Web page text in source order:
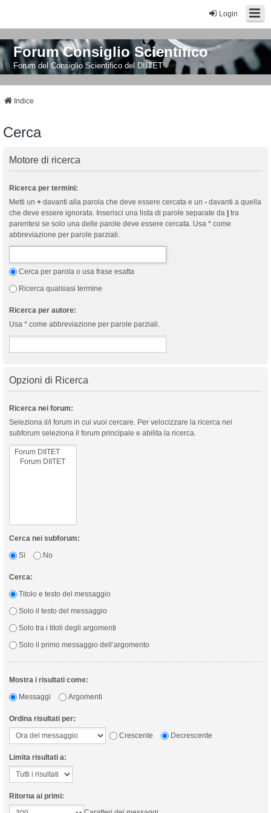
Login
Forum Consiglio Scientifico
Forum del Consiglio Scientifico del DIITET
Indice
Cerca
Motore di ricerca
Ricerca per termini:
Metti un + davanti alla parola che deve essere cercata e un - davanti a quella
che deve essere ignorata. Inserisci una lista di parole separate da
tra
parentesi se solo una delle parole deve essere cercata. Usa * come
abbreviazione per parole parziali.
Cerca per parola o usa frase esatta
Ricerca qualsiasi termine
Ricerca per autore:
Usa * come abbreviazione per parole parziali.
Opzioni di Ricerca
Ricerca nei forum:
Seleziona il/i forum in cui vuoi cercare. Per velocizzare la ricerca nei
subforum seleziona il forum principale e abilita la ricerca.
Cerca nei subforum:
Sì
No
Cerca:
Titolo e testo del messaggio
Solo il testo del messaggio
Solo tra i titoli degli argomenti
Solo il primo messaggio dell’argomento
Mostra i risultati come:
Messaggi
Argomenti
Ordina risultati per:
Crescente
Decrescente
Limita risultati a:
Ritorna ai primi: